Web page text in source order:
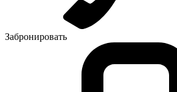
Забронировать